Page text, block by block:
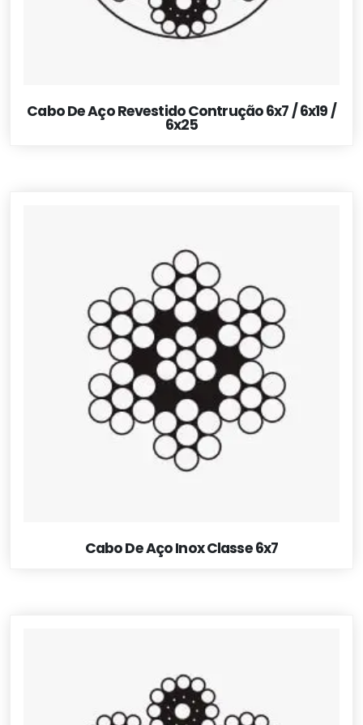
Cabo De Aço Revestido Contrução 6x7 / 6x19 /
6x25
Cabo De Aço Inox Classe 6x7